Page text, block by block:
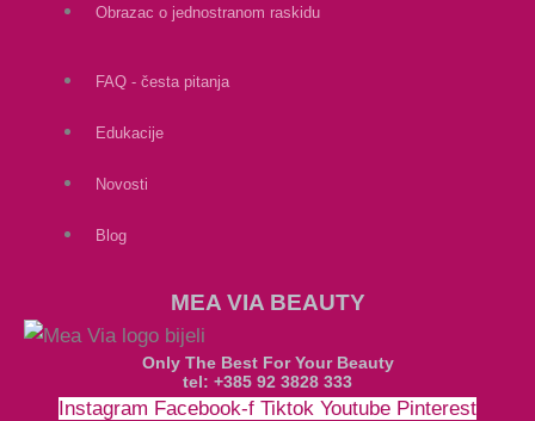
Obrazac o jednostranom raskidu
FAQ - česta pitanja
Edukacije
Novosti
Blog
MEA VIA BEAUTY
Only The Best For Your Beauty
tel: +385 92 3828 333
Instagram Facebook-f Tiktok Youtube Pinterest